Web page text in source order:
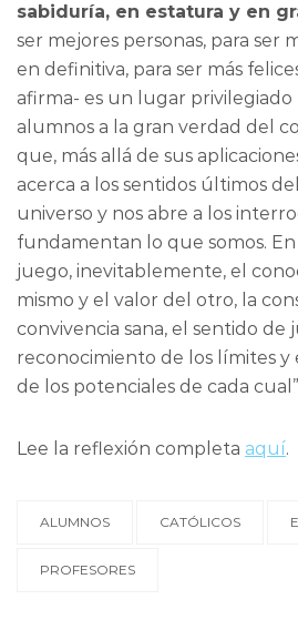
sabiduría, en estatura y en
ser mejores personas, para ser
en definitiva, para ser más
afirma- es un lugar privilegiado
alumnos a la gran verdad del
que, más allá de sus
acerca a los sentidos últimos
universo y nos abre a los
fundamentan lo que somos.
juego, inevitablemente, el
mismo y el valor del otro, la
convivencia sana, el sentido de
reconocimiento de los límites
de los potenciales de cada
Lee la reflexión completa aquí.
ALUMNOS CATÓLICOS
PROFESORES